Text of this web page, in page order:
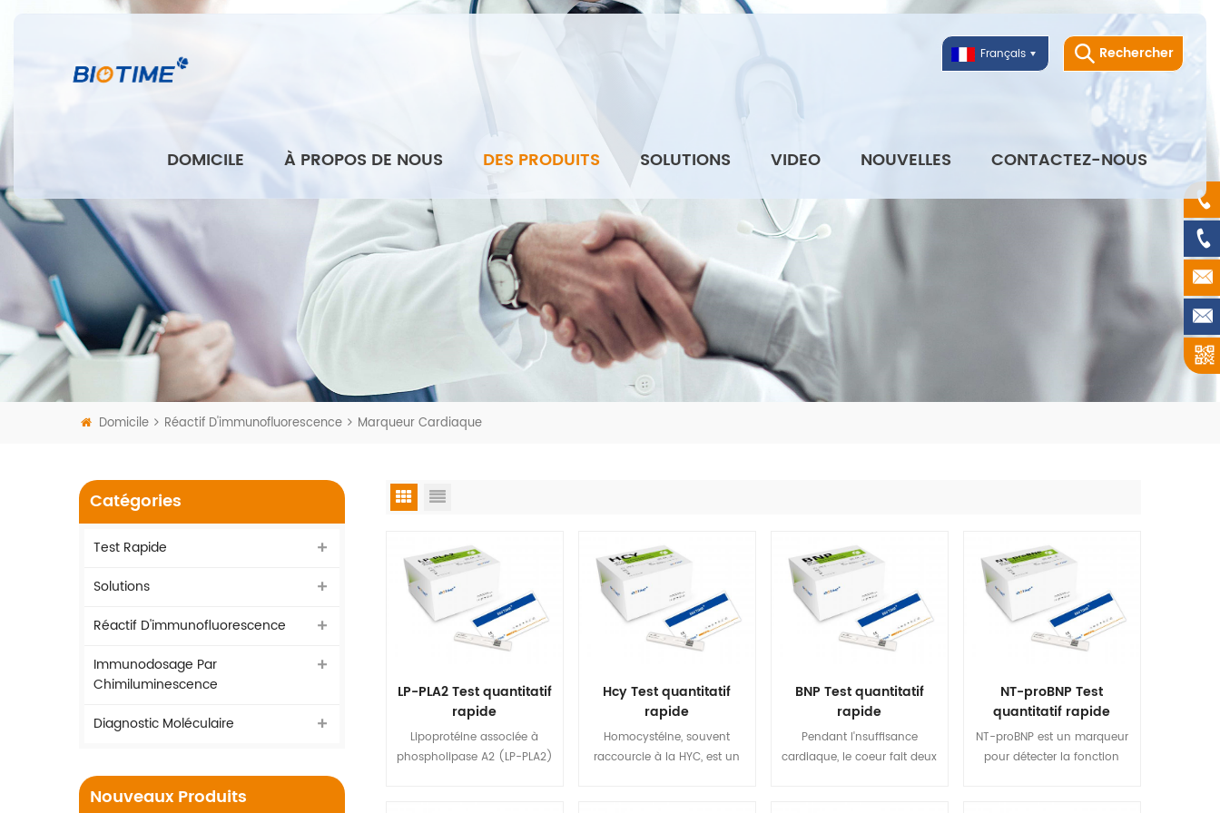
Rechercher
Français
DOMICILE À PROPOS DE NOUS DES PRODUITS SOLUTIONS VIDEO NOUVELLES CONTACTEZ-NOUS
Domicile Réactif D'immunofluorescence Marqueur Cardiaque
LP-PLA2 Test quantitatif
rapide
Lipoprotéine associée à
phospholipase A2 (LP-PLA2)
Hcy Test quantitatif
rapide
Homocystéine, souvent
raccourcie à la HYC, est un
BNP Test quantitatif
rapide
Pendant l'nsuffisance
cardiaque, le coeur fait deux
NT-proBNP Test
quantitatif rapide
NT-proBNP est un marqueur
pour détecter la fonction
Catégories
Test Rapide
Solutions
Réactif D'immunofluorescence
Immunodosage Par
Chimiluminescence
Diagnostic Moléculaire
Nouveaux Produits